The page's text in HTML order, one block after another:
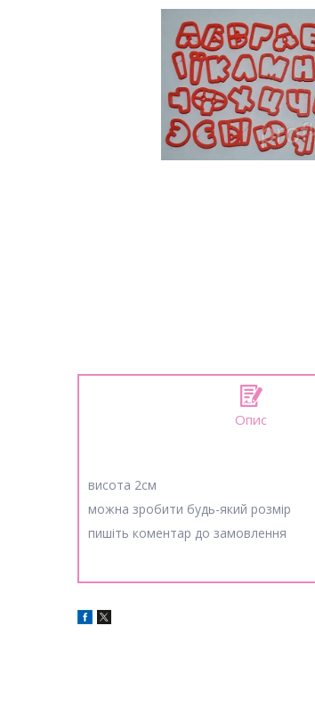
Опис
висота 2см
можна зробити будь-який розмір
пишіть коментар до замовлення